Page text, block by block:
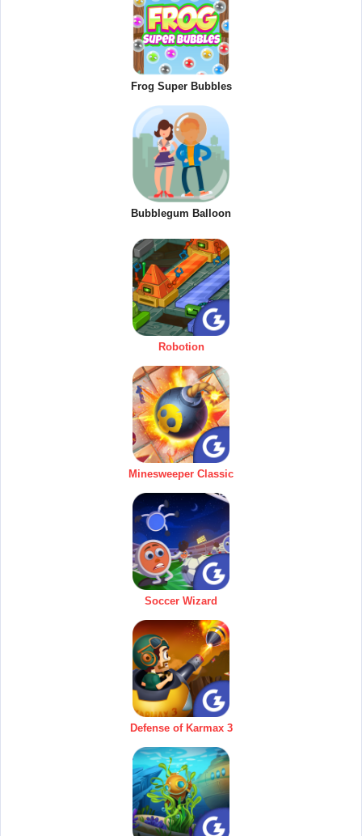
Frog Super Bubbles
Bubblegum Balloon
Robotion
Minesweeper Classic
Soccer Wizard
Defense of Karmax 3